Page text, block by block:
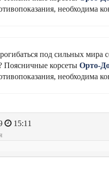
необходима
под сильных мира
Поясничные корсеты Орто-
необходима
15:11